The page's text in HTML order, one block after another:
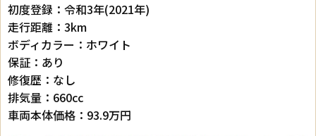
初度登録：令和3年(2021年)
走行距離：3km
ボディカラー：ホワイト
保証：あり
修復歴：なし
排気量：660cc
車両本体価格：93.9万円